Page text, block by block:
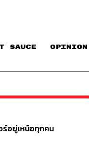
SAUCE​ OPINION
ร์อยู่เหนือทุกคน